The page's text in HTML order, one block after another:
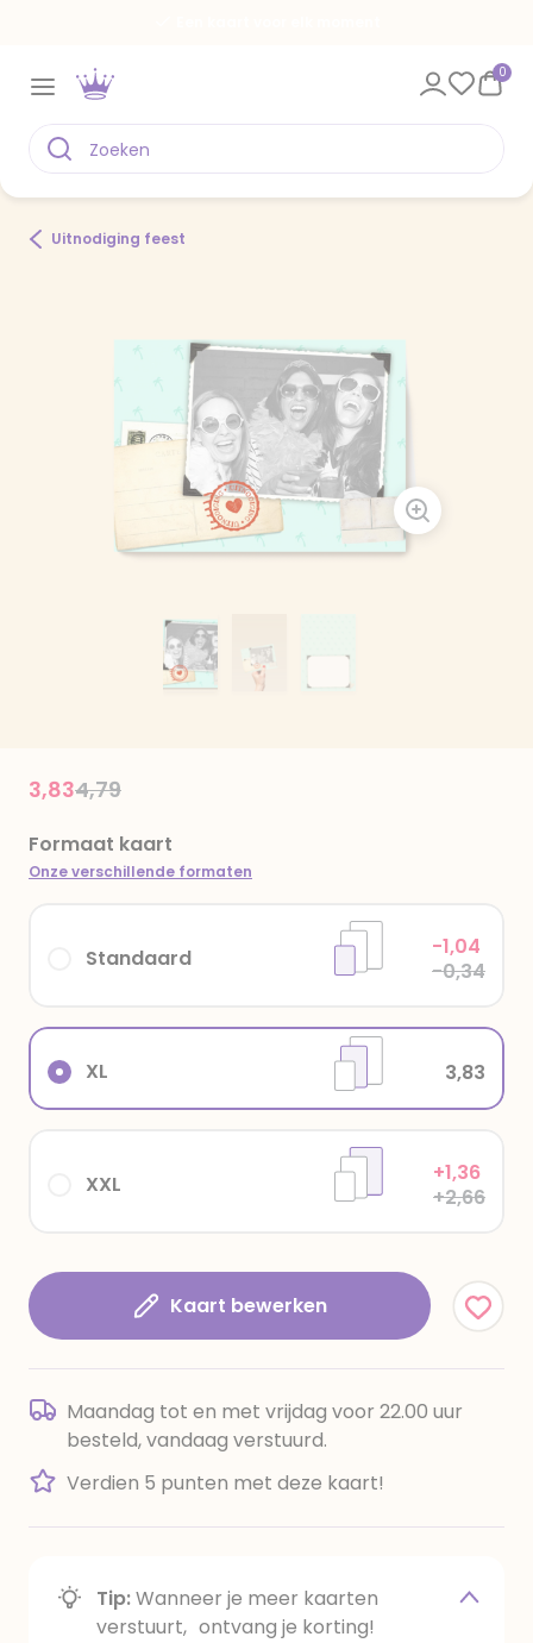
0
Uitnodiging feest
Price reduced from
4,79to
3,83
Formaat kaart
Onze verschillende formaten
XXL
+1,36
+2,66
XL 3,83
Standaard
-1,04
-0,34
Kaart bewerken
Maandag tot en met vrijdag voor 22.00 uur
besteld, vandaag verstuurd.
Verdien 5 punten met deze kaart!
Tip:Wanneer je meer kaarten
verstuurt, ontvang je korting!